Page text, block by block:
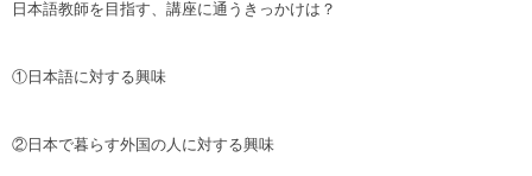
日本語教師を目指す、講座に通うきっかけは？
①日本語に対する興味
②日本で暮らす外国の人に対する興味